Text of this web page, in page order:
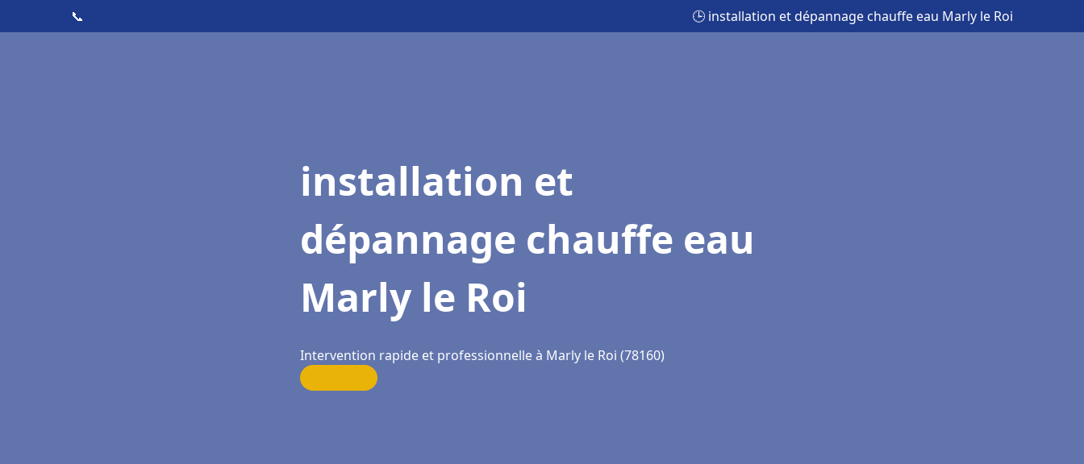
📞 🕒 installation et dépannage chauffe eau Marly le Roi
installation et
dépannage chauffe eau
Marly le Roi
Intervention rapide et professionnelle à Marly le Roi (78160)